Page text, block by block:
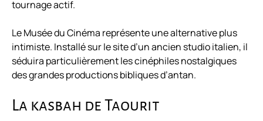
tournage actif.
Le Musée du Cinéma représente une alternative plus
intimiste. Installé sur le site d’un ancien studio italien, il
séduira particulièrement les cinéphiles nostalgiques
des grandes productions bibliques d’antan.
La kasbah de Taourit